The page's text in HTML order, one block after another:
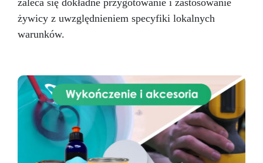
zaleca się dokładne przygotowanie i zastosowanie
żywicy z uwzględnieniem specyfiki lokalnych
warunków.